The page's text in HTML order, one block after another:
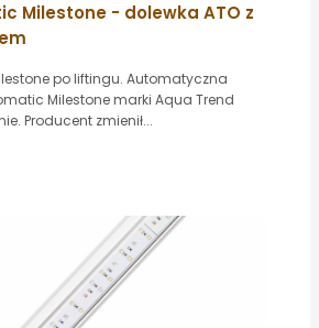
Milestone - dolewka ATO z
po liftingu. Automatyczna
Milestone marki Aqua Trend
Producent zmienił...